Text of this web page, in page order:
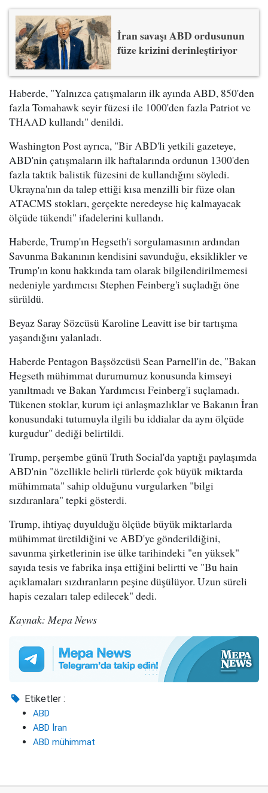
İran savaşı ABD ordusunun
füze krizini derinleştiriyor
Haberde, "Yalnızca çatışmaların ilk ayında ABD, 850'den
fazla Tomahawk seyir füzesi ile 1000'den fazla Patriot ve
THAAD kullandı" denildi.
Washington Post ayrıca, "Bir ABD'li yetkili gazeteye,
ABD'nin çatışmaların ilk haftalarında ordunun 1300'den
fazla taktik balistik füzesini de kullandığını söyledi.
Ukrayna'nın da talep ettiği kısa menzilli bir füze olan
ATACMS stokları, gerçekte neredeyse hiç kalmayacak
ölçüde tükendi" ifadelerini kullandı.
Haberde, Trump'ın Hegseth'i sorgulamasının ardından
Savunma Bakanının kendisini savunduğu, eksiklikler ve
Trump'ın konu hakkında tam olarak bilgilendirilmemesi
nedeniyle yardımcısı Stephen Feinberg'i suçladığı öne
sürüldü.
Beyaz Saray Sözcüsü Karoline Leavitt ise bir tartışma
yaşandığını yalanladı.
Haberde Pentagon Başsözcüsü Sean Parnell'in de, "Bakan
Hegseth mühimmat durumumuz konusunda kimseyi
yanıltmadı ve Bakan Yardımcısı Feinberg'i suçlamadı.
Tükenen stoklar, kurum içi anlaşmazlıklar ve Bakanın İran
konusundaki tutumuyla ilgili bu iddialar da aynı ölçüde
kurgudur" dediği belirtildi.
Trump, perşembe günü Truth Social'da yaptığı paylaşımda
ABD'nin "özellikle belirli türlerde çok büyük miktarda
mühimmata" sahip olduğunu vurgularken "bilgi
sızdıranlara" tepki gösterdi.
Trump, ihtiyaç duyulduğu ölçüde büyük miktarlarda
mühimmat üretildiğini ve ABD'ye gönderildiğini,
savunma şirketlerinin ise ülke tarihindeki "en yüksek"
sayıda tesis ve fabrika inşa ettiğini belirtti ve "Bu hain
açıklamaları sızdıranların peşine düşülüyor. Uzun süreli
hapis cezaları talep edilecek" dedi.
Kaynak: Mepa News
Etiketler :
ABD
ABD İran
ABD mühimmat